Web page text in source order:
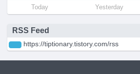
Today Yesterday
RSS Feed
https://tiptionary.tistory.com/rss